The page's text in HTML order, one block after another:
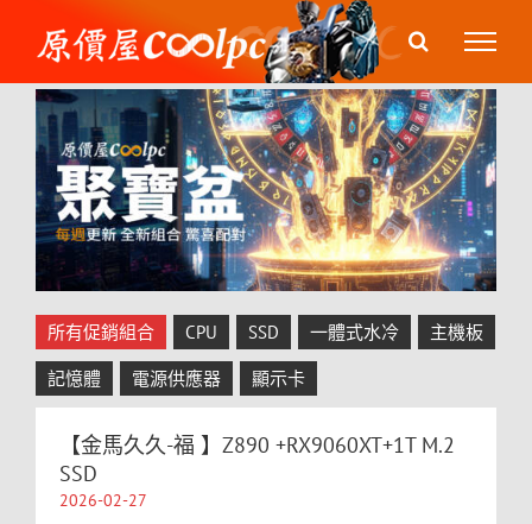
content
所有促銷組合 CPU SSD 一體式水冷 主機板
記憶體 電源供應器 顯示卡
【金馬久久-福 】Z890 +RX9060XT+1T M.2
SSD
2026-02-27